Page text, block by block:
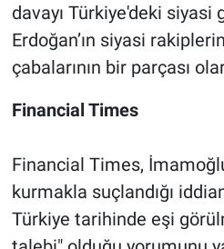
davayı Türkiye'deki siyasi
Erdoğan’ın siyasi
çabalarının bir parçası
Financial Times
Financial Times,
kurmakla suçlandığı
Türkiye tarihinde eşi